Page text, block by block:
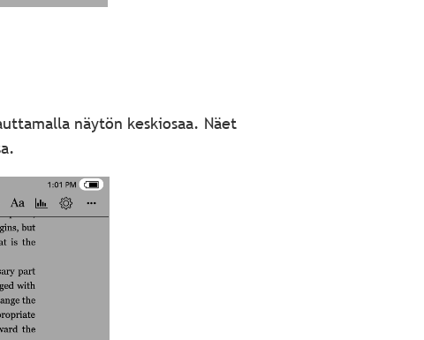
näytön keskiosaa. Näet